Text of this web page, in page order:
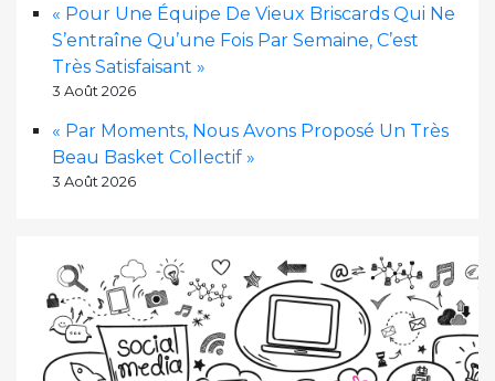
« Pour Une Équipe De Vieux Briscards Qui Ne
S’entraîne Qu’une Fois Par Semaine, C’est
Très Satisfaisant »
3 Août 2026
« Par Moments, Nous Avons Proposé Un Très
Beau Basket Collectif »
3 Août 2026